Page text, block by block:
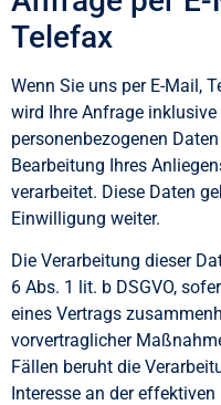
Telefax
Wenn Sie uns per E-Mail,
wird Ihre Anfrage
personenbezogenen
Bearbeitung Ihres
verarbeitet. Diese Daten
Einwilligung weiter.
Die Verarbeitung dieser
6 Abs. 1 lit. b DSGVO,
eines Vertrags
vorvertraglicher
Fällen beruht die
Interesse an der